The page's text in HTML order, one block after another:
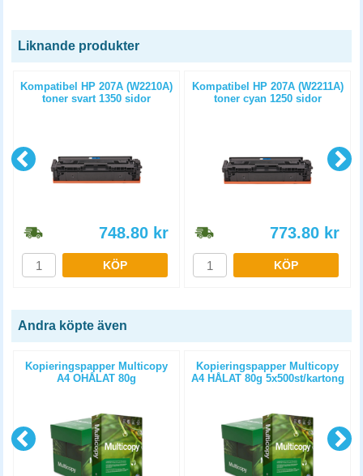
Liknande produkter
Kompatibel HP 207A (W2210A)
toner svart 1350 sidor
748.80 kr
KÖP
Kompatibel HP 207A (W2211A)
toner cyan 1250 sidor
773.80 kr
KÖP
Andra köpte även
Kopieringspapper Multicopy
A4 OHÅLAT 80g
Kopieringspapper Multicopy
A4 HÅLAT 80g 5x500st/kartong